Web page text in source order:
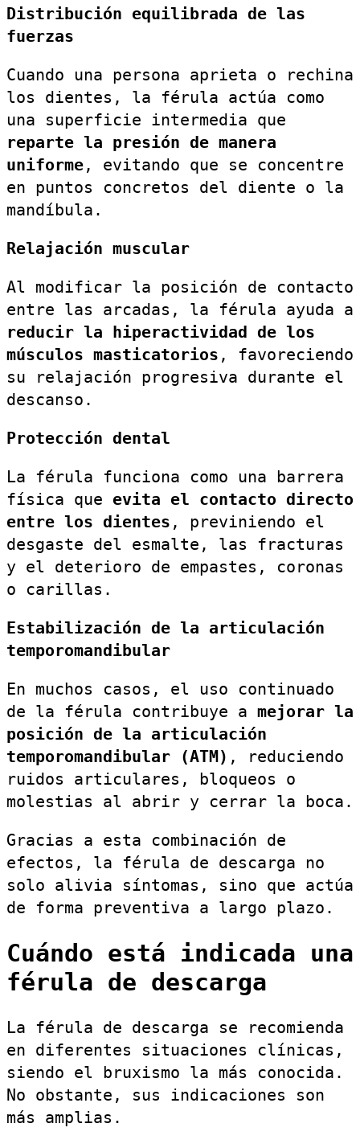
Distribución equilibrada de las
fuerzas
Cuando una persona aprieta o rechina
los dientes, la férula actúa como
una superficie intermedia que
reparte la presión de manera
uniforme, evitando que se concentre
en puntos concretos del diente o la
mandíbula.
Relajación muscular
Al modificar la posición de contacto
entre las arcadas, la férula ayuda a
reducir la hiperactividad de los
músculos masticatorios , favoreciendo
su relajación progresiva durante el
descanso.
Protección dental
La férula funciona como una barrera
física que evita el contacto directo
entre los dientes , previniendo el
desgaste del esmalte, las fracturas
y el deterioro de empastes, coronas
o carillas.
Estabilización de la articulación
temporomandibular
En muchos casos, el uso continuado
de la férula contribuye a mejorar la
posición de la articulación
temporomandibular (ATM) , reduciendo
ruidos articulares, bloqueos o
molestias al abrir y cerrar la boca.
Gracias a esta combinación de
efectos, la férula de descarga no
solo alivia síntomas, sino que actúa
de forma preventiva a largo plazo.
Cuándo está indicada una
férula de descarga
La férula de descarga se recomienda
en diferentes situaciones clínicas,
siendo el bruxismo la más conocida.
No obstante, sus indicaciones son
más amplias.